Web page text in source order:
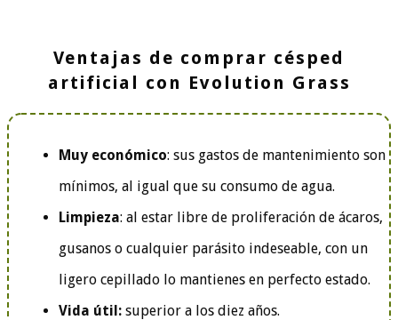
Ventajas de comprar césped
artificial con Evolution Grass
Muy económico: sus gastos de mantenimiento son
mínimos, al igual que su consumo de agua.
Limpieza: al estar libre de proliferación de ácaros,
gusanos o cualquier parásito indeseable, con un
ligero cepillado lo mantienes en perfecto estado.
Vida útil: superior a los diez años.